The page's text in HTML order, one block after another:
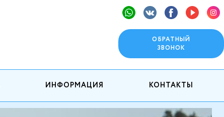
ОБРАТНЫЙ
ЗВОНОК
ИНФОРМАЦИЯ КОНТАКТЫ